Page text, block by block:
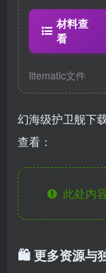
舰
材料查
看
litematic文件
幻海级护卫舰下
查看：
此处内
🛍️ 更多资源与